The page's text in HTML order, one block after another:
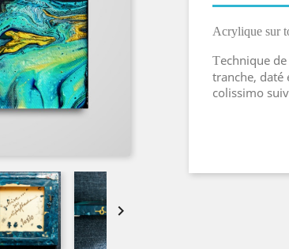

Acrylique sur
Technique
tranche, daté
colissimo